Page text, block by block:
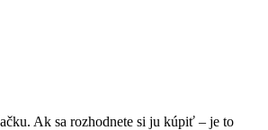
Ak sa rozhodnete si ju kúpiť – je to